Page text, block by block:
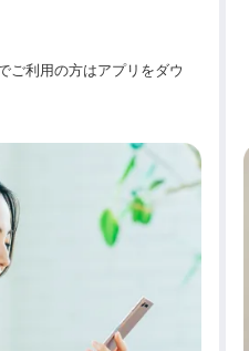
ご利用の方はアプリをダウ